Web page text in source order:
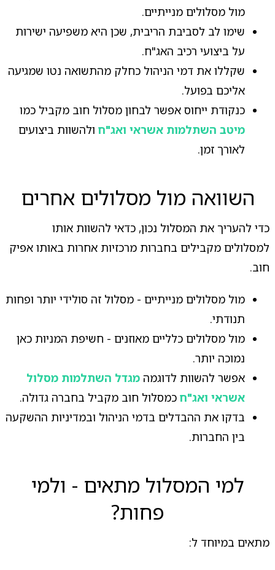
מול מסלולים מנייתיים.
שימו לב לסביבת הריבית, שכן היא משפיעה ישירות
על ביצועי רכיב האג"ח.
שקללו את דמי הניהול כחלק מהתשואה נטו שמגיעה
אליכם בפועל.
כנקודת ייחוס אפשר לבחון מסלול חוב מקביל כמו
מיטב השתלמות אשראי ואג"חולהשוות ביצועים
לאורך זמן.
השוואה מול מסלולים אחרים
כדי להעריך את המסלול נכון, כדאי להשוות אותו
למסלולים מקבילים בחברות מרכזיות אחרות באותו אפיק
חוב.
מול מסלולים מנייתיים - מסלול זה סולידי יותר ופחות
תנודתי.
מול מסלולים כלליים מאוזנים - חשיפת המניות כאן
נמוכה יותר.
אפשר להשוות לדוגמה מגדל השתלמות מסלול
אשראי ואג"חכמסלול חוב מקביל בחברה גדולה.
בדקו את ההבדלים בדמי הניהול ובמדיניות ההשקעה
בין החברות.
למי המסלול מתאים - ולמי
פחות?
מתאים במיוחד ל: